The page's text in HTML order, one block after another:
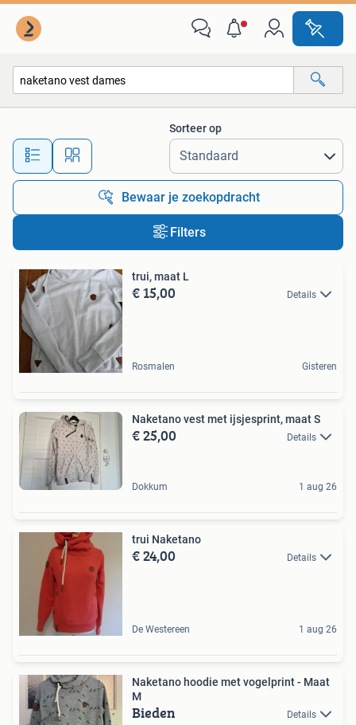
Alle afstanden…
Sorteer op
Bewaar je zoekopdracht
Filters
trui, maat L
€ 15,00 Details
Rosmalen Gisteren
Naketano vest met ijsjesprint, maat S
€ 25,00 Details
Dokkum 1 aug 26
trui Naketano
€ 24,00 Details
De Westereen 1 aug 26
Naketano hoodie met vogelprint - Maat
M
Bieden Details